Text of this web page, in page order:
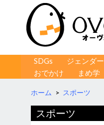
コンテンツへ移動
SDGs ジェンダー
おでかけ
まめ学
ホーム > スポーツ
スポーツ